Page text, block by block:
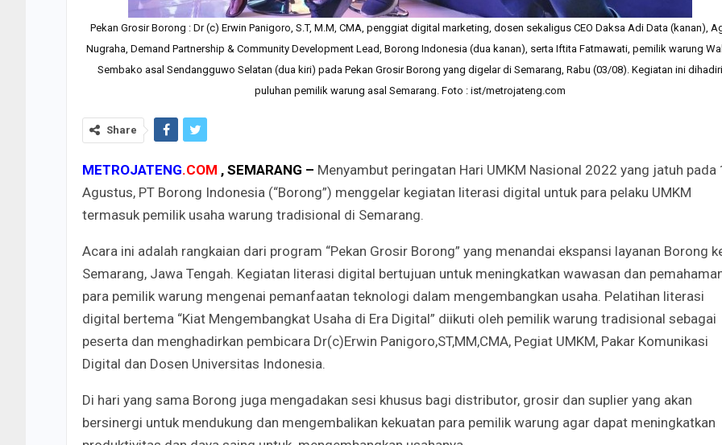
Pekan Grosir Borong : Dr (c) Erwin Panigoro, S.T, M.M, CMA, penggiat digital marketing, dosen sekaligus CEO Daksa Adi Data (kanan),
Nugraha, Demand Partnership & Community Development Lead, Borong Indonesia (dua kanan), serta Iftita Fatmawati, pemilik warung
Sembako asal Sendangguwo Selatan (dua kiri) pada Pekan Grosir Borong yang digelar di Semarang, Rabu (03/08). Kegiatan ini
puluhan pemilik warung asal Semarang. Foto : ist/metrojateng.com
Share
METROJATENG.COM , SEMARANG – Menyambut peringatan Hari UMKM Nasional 2022 yang jatuh pada
Agustus, PT Borong Indonesia (“Borong”) menggelar kegiatan literasi digital untuk para pelaku UMKM
termasuk pemilik usaha warung tradisional di Semarang.
Acara ini adalah rangkaian dari program “Pekan Grosir Borong” yang menandai ekspansi layanan Borong
Semarang, Jawa Tengah. Kegiatan literasi digital bertujuan untuk meningkatkan wawasan dan
para pemilik warung mengenai pemanfaatan teknologi dalam mengembangkan usaha. Pelatihan literasi
digital bertema “Kiat Mengembangkat Usaha di Era Digital” diikuti oleh pemilik warung tradisional sebagai
peserta dan menghadirkan pembicara Dr(c)Erwin Panigoro,ST,MM,CMA, Pegiat UMKM, Pakar Komunikasi
Digital dan Dosen Universitas Indonesia.
Di hari yang sama Borong juga mengadakan sesi khusus bagi distributor, grosir dan suplier yang akan
bersinergi untuk mendukung dan mengembalikan kekuatan para pemilik warung agar dapat meningkatkan